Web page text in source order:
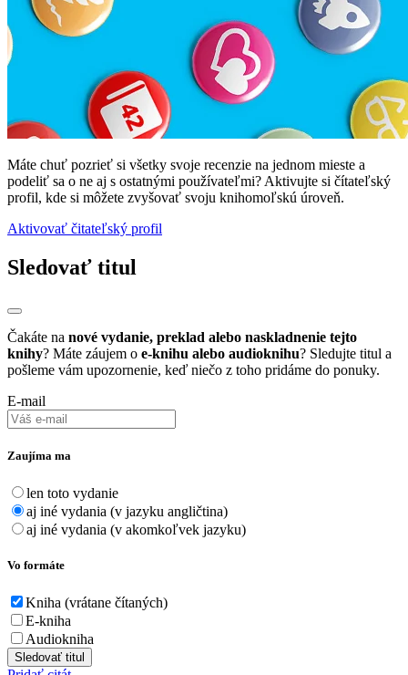
Máte chuť pozrieť si všetky svoje recenzie na jednom mieste a
podeliť sa o ne aj s ostatnými používateľmi? Aktivujte si čítateľský
profil, kde si môžete zvyšovať svoju knihomoľskú úroveň.
Aktivovať čitateľský profil
Sledovať titul
Čakáte na nové vydanie, preklad alebo naskladnenie tejto
knihy? Máte záujem o e-knihu alebo audioknihu? Sledujte titul a
pošleme vám upozornenie, keď niečo z toho pridáme do ponuky.
E-mail
Zaujíma ma
len toto vydanie
aj iné vydania (v jazyku angličtina)
aj iné vydania (v akomkoľvek jazyku)
Vo formáte
Kniha (vrátane čítaných)
E-kniha
Audiokniha
Sledovať titul